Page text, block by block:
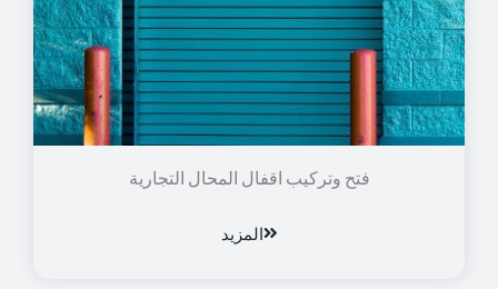
فتح وتركيب اقفال المحال التجارية
المزيد